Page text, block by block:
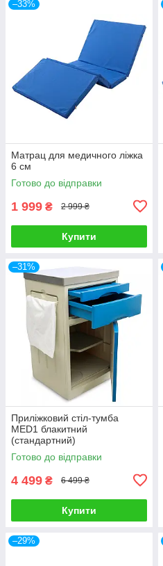
–33%
Матрац для медичного ліжка
6 см
Готово до відправки
1 999 ₴ 2 999 ₴
Купити
–31%
Приліжковий стіл-тумба
MED1 блакитний
(стандартний)
Готово до відправки
4 499 ₴ 6 499 ₴
Купити
–29%